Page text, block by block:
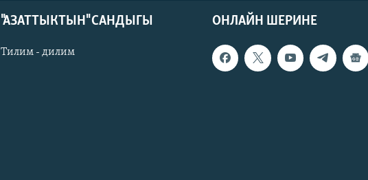
ОНЛАЙН ШЕРИНЕ
"АЗАТТЫКТЫН" САНДЫГЫ
Тилим - дилим